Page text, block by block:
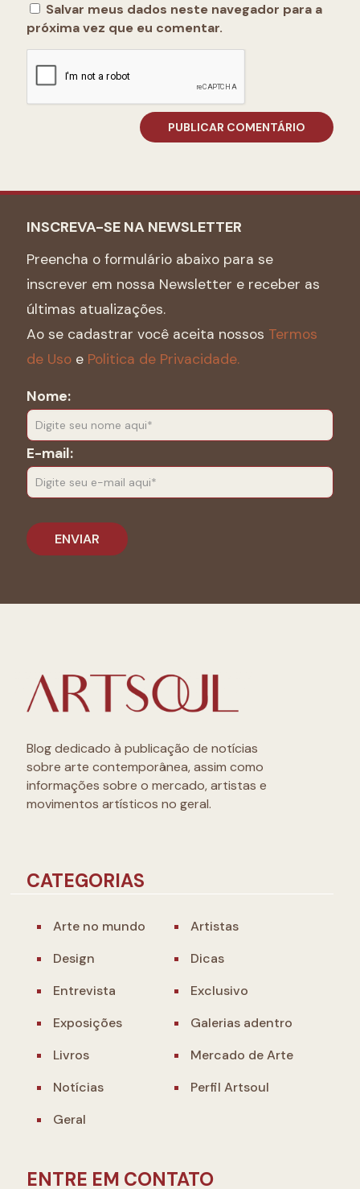
Salvar meus dados neste navegador para a
próxima vez que eu comentar.
INSCREVA-SE NA NEWSLETTER
Preencha o formulário abaixo para se
inscrever em nossa Newsletter e receber as
últimas atualizações.
Ao se cadastrar você aceita nossos Termos
de Uso e Politica de Privacidade.
Nome:
E-mail:
Blog dedicado à publicação de notícias
sobre arte contemporânea, assim como
informações sobre o mercado, artistas e
movimentos artísticos no geral.
CATEGORIAS
Arte no mundo
Artistas
Design
Dicas
Entrevista
Exclusivo
Exposições
Galerias adentro
Livros
Mercado de Arte
Notícias
Perfil Artsoul
Geral
ENTRE EM CONTATO